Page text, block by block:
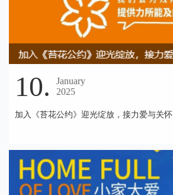
10.
January
2025
加入《苔花公约》迎光绽放，接力爱与关怀